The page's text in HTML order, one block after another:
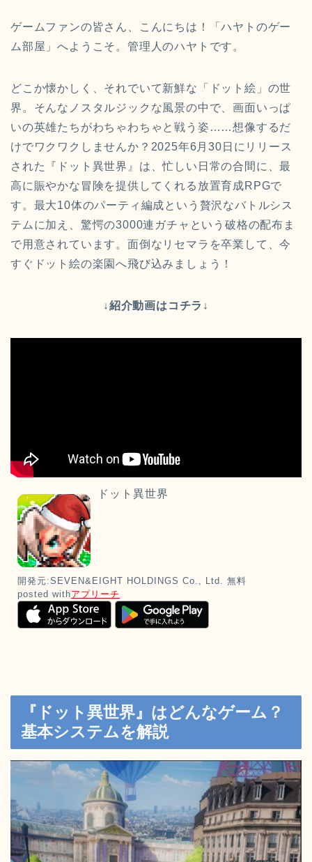
ゲームファンの皆さん、こんにちは！「ハヤトのゲー
ム部屋」へようこそ。管理人のハヤトです。
どこか懐かしく、それでいて新鮮な「ドット絵」の世
界。そんなノスタルジックな風景の中で、画面いっぱ
いの英雄たちがわちゃわちゃと戦う姿……想像するだ
けでワクワクしませんか？2025年6月30日にリリース
された『ドット異世界』は、忙しい日常の合間に、最
高に賑やかな冒険を提供してくれる放置育成RPGで
す。最大10体のパーティ編成という贅沢なバトルシス
テムに加え、驚愕の3000連ガチャという破格の配布ま
で用意されています。面倒なリセマラを卒業して、今
すぐドット絵の楽園へ飛び込みましょう！
↓紹介動画はコチラ↓
ドット異世界
開発元:SEVEN&EIGHT HOLDINGS Co., Ltd.
無料
posted withアプリーチ
『ドット異世界』はどんなゲーム？
基本システムを解説